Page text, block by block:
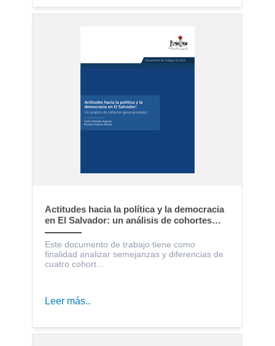
Actitudes hacia la política y la democracia
en El Salvador: un análisis de cohortes
generacionales
Este documento de trabajo tiene como
finalidad analizar semejanzas y diferencias de
cuatro cohort...
Leer más..